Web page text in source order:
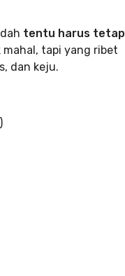
tentu harus tetap
tapi yang ribet
dan keju.